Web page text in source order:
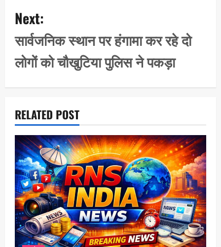
v
i
g
a
i
o
n
Next:
सार्वजनिक स्थान पर हंगामा कर रहे दो
लोगों को चौखुटिया पुलिस ने पकड़ा
RELATED POST